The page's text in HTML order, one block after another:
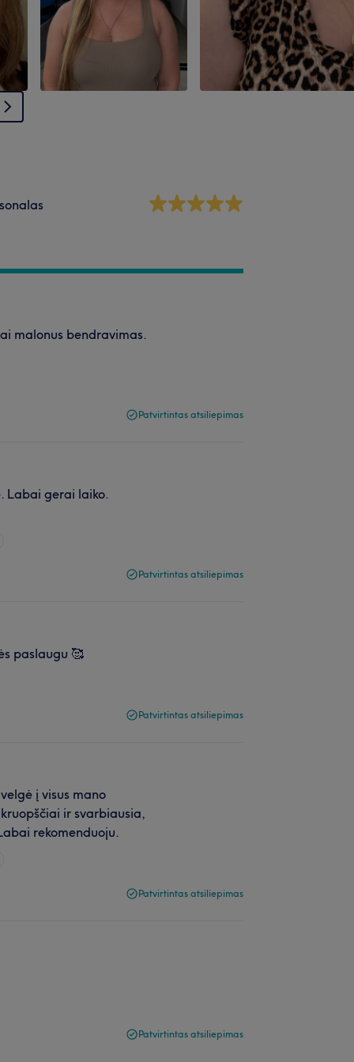
malonus bendravimas.
Patvirtintas atsiliepimas
Labai gerai laiko.
Patvirtintas atsiliepimas
paslaugu 🥰
Patvirtintas atsiliepimas
į visus mano
ir svarbiausia,
rekomenduoju.
Patvirtintas atsiliepimas
Patvirtintas atsiliepimas